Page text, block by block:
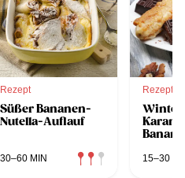
Rezept
Süßer Bananen-
Nutella-Auflauf
30–60 MIN
Rezept
15–30